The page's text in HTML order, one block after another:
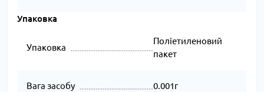
Упаковка
Упаковка
Поліетиленовий
пакет
Вага засобу 0.001г